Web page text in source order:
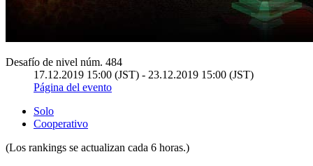
Desafío de nivel núm. 484
17.12.2019 15:00 (JST) - 23.12.2019 15:00 (JST)
Página del evento
Solo
Cooperativo
(Los rankings se actualizan cada 6 horas.)